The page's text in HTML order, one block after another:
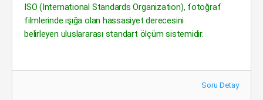
ISO (International Standards Organization), fotoğraf
filmlerinde ışığa olan hassasiyet derecesini
belirleyen uluslararası standart ölçüm sistemidir.
Soru Detay